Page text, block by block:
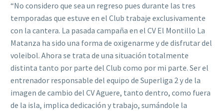
“No considero que sea un regreso pues durante las tres
temporadas que estuve en el Club trabaje exclusivamente
con la cantera. La pasada campaña en el CV El Montillo La
Matanza ha sido una forma de oxigenarme y de disfrutar del
voleibol. Ahora se trata de una situación totalmente
distinta tanto por parte del Club como por mi parte. Ser el
entrenador responsable del equipo de Superliga 2 y de la
imagen de cambio del CV Aguere, tanto dentro, como fuera
de la isla, implica dedicación y trabajo, sumándole la